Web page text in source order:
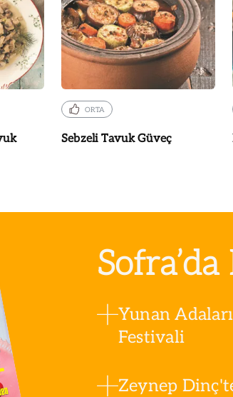
ORTA
Sebzeli Tavuk Güveç
Yunan
Festivali
Zeynep